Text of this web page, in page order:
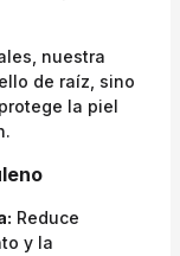
nuestra
de raíz, sino
la piel
Reduce
y la